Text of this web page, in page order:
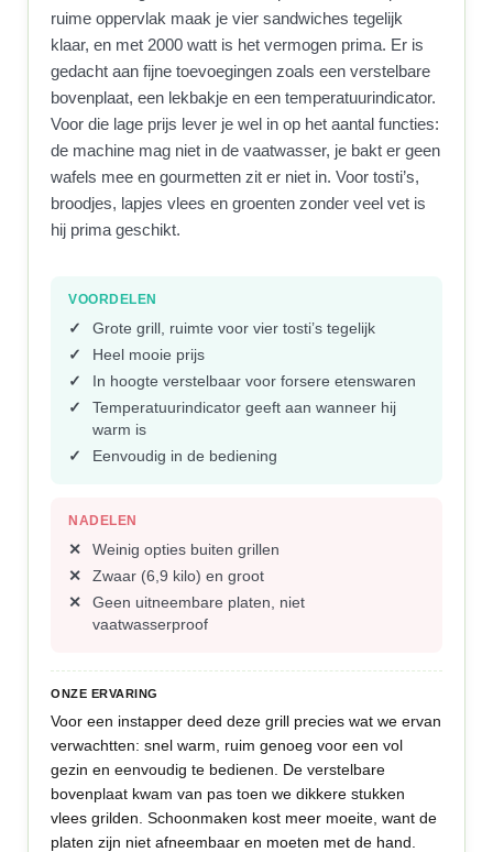
ruime oppervlak maak je vier sandwiches tegelijk
klaar, en met 2000 watt is het vermogen prima. Er is
gedacht aan fijne toevoegingen zoals een verstelbare
bovenplaat, een lekbakje en een temperatuurindicator.
Voor die lage prijs lever je wel in op het aantal functies:
de machine mag niet in de vaatwasser, je bakt er geen
wafels mee en gourmetten zit er niet in. Voor tosti’s,
broodjes, lapjes vlees en groenten zonder veel vet is
hij prima geschikt.
VOORDELEN
Grote grill, ruimte voor vier tosti’s tegelijk
Heel mooie prijs
In hoogte verstelbaar voor forsere etenswaren
Temperatuurindicator geeft aan wanneer hij
warm is
Eenvoudig in de bediening
NADELEN
Weinig opties buiten grillen
Zwaar (6,9 kilo) en groot
Geen uitneembare platen, niet
vaatwasserproof
ONZE ERVARING
Voor een instapper deed deze grill precies wat we ervan
verwachtten: snel warm, ruim genoeg voor een vol
gezin en eenvoudig te bedienen. De verstelbare
bovenplaat kwam van pas toen we dikkere stukken
vlees grilden. Schoonmaken kost meer moeite, want de
platen zijn niet afneembaar en moeten met de hand.